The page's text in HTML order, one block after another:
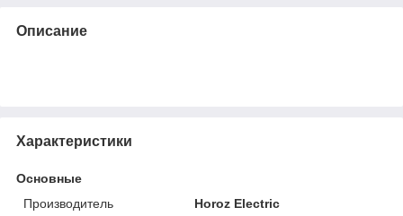
Описание
Характеристики
Основные
Производитель
Horoz Electric